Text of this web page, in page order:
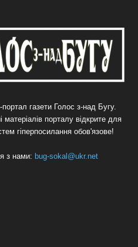
газети Голос з-над Бугу.
матеріалів порталу відкрите для
гіперпосилання обов'язове!
з нами: bug-sokal@ukr.net